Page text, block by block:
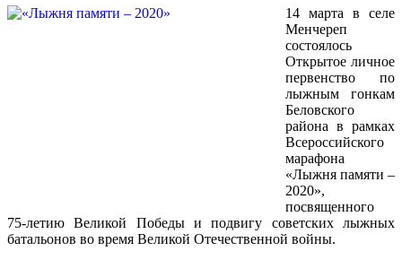
14 марта в селе
Менчереп
состоялось
Открытое личное
первенство по
лыжным гонкам
Беловского
района в рамках
Всероссийского
марафона
«Лыжня памяти –
2020»,
посвященного
75-летию Великой Победы и подвигу советских лыжных
батальонов во время Великой Отечественной войны.